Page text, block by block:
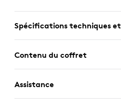
Spécifications techniques
Contenu du coffret
Assistance